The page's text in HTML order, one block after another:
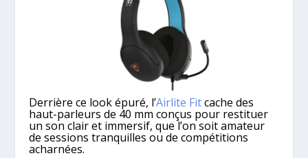
Derrière ce look épuré, l’Airlite Fitcache des
haut-parleurs de 40 mm conçus pour restituer
un son clair et immersif, que l’on soit amateur
de sessions tranquilles ou de compétitions
acharnées.